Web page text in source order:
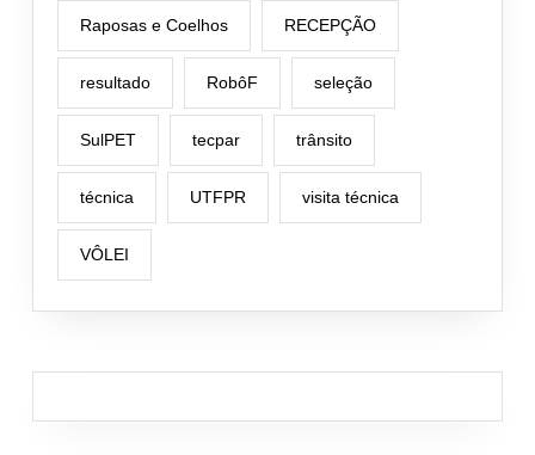
Raposas e Coelhos RECEPÇÃO
resultado RobôF seleção
SulPET tecpar trânsito
técnica UTFPR visita técnica
VÔLEI